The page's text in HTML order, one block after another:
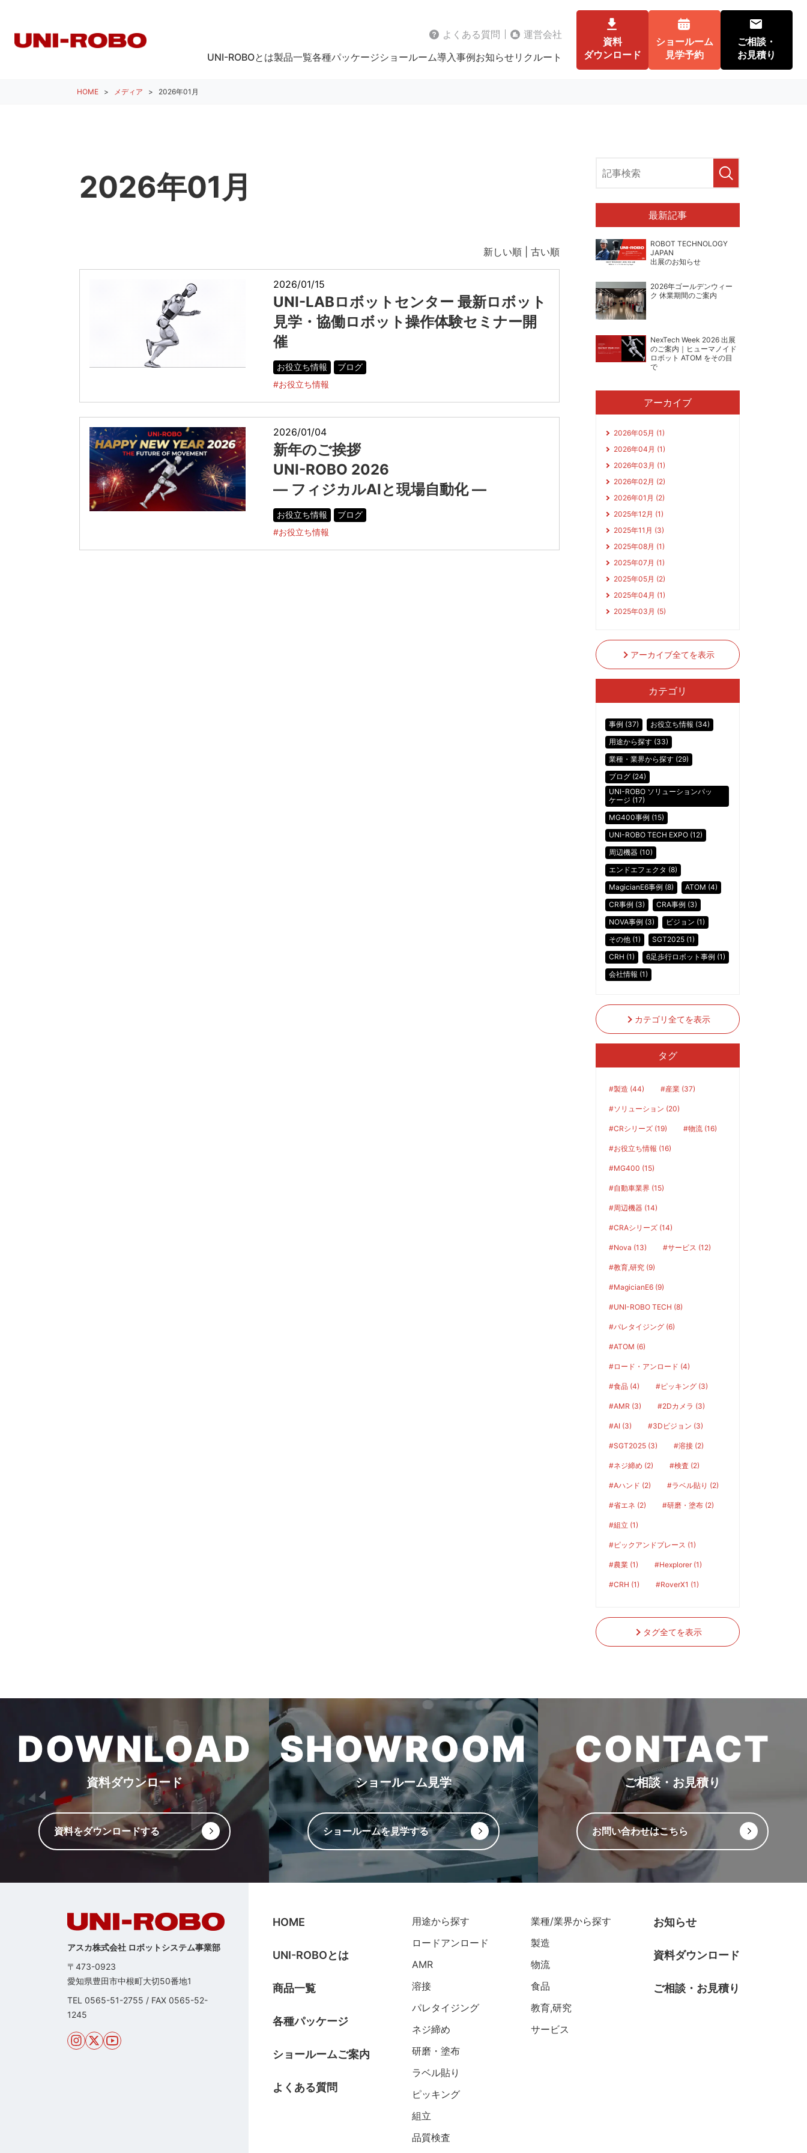
よくある質問
運営会社
UNI-ROBOとは製品一覧各種パッケージショールーム導入事例お知らせリクルート
資料
ダウンロード
ショールーム
見学予約
ご相談・
お見積り
HOME メディア 2026年01月
2026年01月
新しい順 | 古い順
2026/01/15
UNI-LABロボットセンター 最新ロボット
見学・協働ロボット操作体験セミナー開
催
お役立ち情報
ブログ
#お役立ち情報
2026/01/04
新年のご挨拶
UNI-ROBO 2026
― フィジカルAIと現場自動化 ―
お役立ち情報
ブログ
#お役立ち情報
最新記事
ROBOT TECHNOLOGY
JAPAN
出展のお知らせ
2026年ゴールデンウィー
ク 休業期間のご案内
NexTech Week 2026 出展
のご案内｜ヒューマノイド
ロボット ATOM をその目
で
アーカイブ
2026年05月 (1)
2026年04月 (1)
2026年03月 (1)
2026年02月 (2)
2026年01月 (2)
2025年12月 (1)
2025年11月 (3)
2025年08月 (1)
2025年07月 (1)
2025年05月 (2)
2025年04月 (1)
2025年03月 (5)
アーカイブ全てを表示
カテゴリ
事例 (37)
お役立ち情報 (34)
用途から探す (33)
業種・業界から探す (29)
ブログ (24)
UNI-ROBO ソリューションパッ
ケージ (17)
MG400事例 (15)
UNI-ROBO TECH EXPO (12)
周辺機器 (10)
エンドエフェクタ (8)
MagicianE6事例 (8)
ATOM (4)
CR事例 (3)
CRA事例 (3)
NOVA事例 (3)
ビジョン (1)
その他 (1)
SGT2025 (1)
CRH (1)
6足歩行ロボット事例 (1)
会社情報 (1)
カテゴリ全てを表示
タグ
#製造 (44) #産業 (37)
#ソリューション (20)
#CRシリーズ (19) #物流 (16)
#お役立ち情報 (16)
#MG400 (15)
#自動車業界 (15)
#周辺機器 (14)
#CRAシリーズ (14)
#Nova (13) #サービス (12)
#教育,研究 (9)
#MagicianE6 (9)
#UNI-ROBO TECH (8)
#パレタイジング (6)
#ATOM (6)
#ロード・アンロード (4)
#食品 (4) #ピッキング (3)
#AMR (3) #2Dカメラ (3)
#AI (3) #3Dビジョン (3)
#SGT2025 (3) #溶接 (2)
#ネジ締め (2) #検査 (2)
#Aハンド (2) #ラベル貼り (2)
#省エネ (2) #研磨・塗布 (2)
#組立 (1)
#ピックアンドプレース (1)
#農業 (1) #Hexplorer (1)
#CRH (1) #RoverX1 (1)
タグ全てを表示
DOWNLOAD
資料ダウンロード
資料をダウンロードする
SHOWROOM
ショールーム見学
ショールームを見学する
CONTACT
ご相談・お見積り
お問い合わせはこちら
アスカ株式会社 ロボットシステム事業部
〒473-0923
愛知県豊田市中根町大切50番地1
TEL 0565-51-2755 / FAX 0565-52-
1245
HOME
UNI-ROBOとは
商品一覧
各種パッケージ
ショールームご案内
よくある質問
用途から探す
ロードアンロード
AMR
溶接
パレタイジング
ネジ締め
研磨・塗布
ラベル貼り
ピッキング
組立
品質検査
業種/業界から探す
製造
物流
食品
教育,研究
サービス
お知らせ
資料ダウンロード
ご相談・お見積り